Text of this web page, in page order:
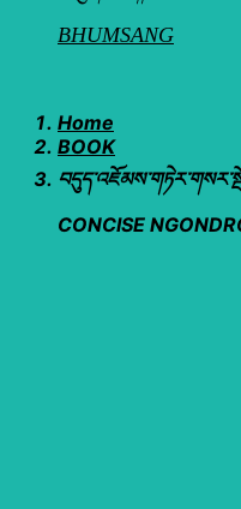
BHUMSANG
Home
BOOK
CONCISE